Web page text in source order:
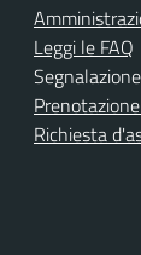
Leggi le FAQ
Richiesta